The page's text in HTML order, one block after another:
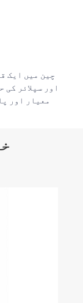
چین میں ایک
اور سپلائر
معیار اور